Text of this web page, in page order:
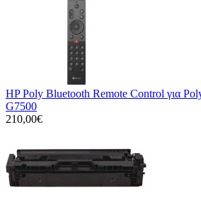
HP Poly Bluetooth Remote Control για
G7500
210,00€